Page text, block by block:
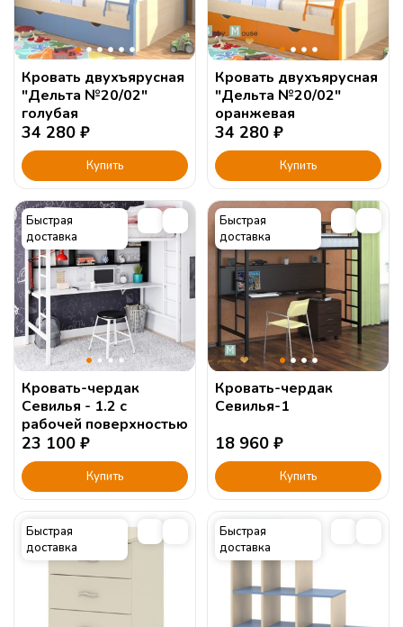
Кровать двухъярусная
"Дельта №20/02"
голубая
34 280 ₽
Купить
Кровать двухъярусная
"Дельта №20/02"
оранжевая
34 280 ₽
Купить
Быстрая
доставка
Кровать-чердак
Севилья - 1.2 с
рабочей поверхностью
23 100 ₽
Купить
Быстрая
доставка
Кровать-чердак
Севилья-1
18 960 ₽
Купить
Быстрая
доставка
Быстрая
доставка